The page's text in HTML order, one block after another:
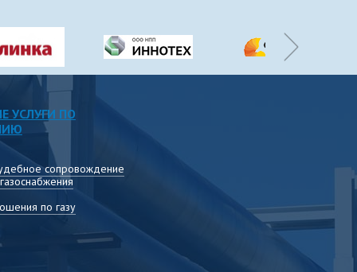
УСЛУГИ ПО
сопровождение
по газу